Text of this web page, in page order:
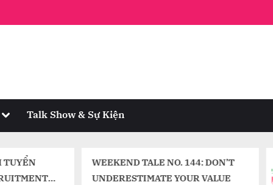
Toggle
menu
Talk Show & Sự Kiện
TALE NO. 144: DON’T
YOUR VALUE
Câu Chuyện
số 103: XIN